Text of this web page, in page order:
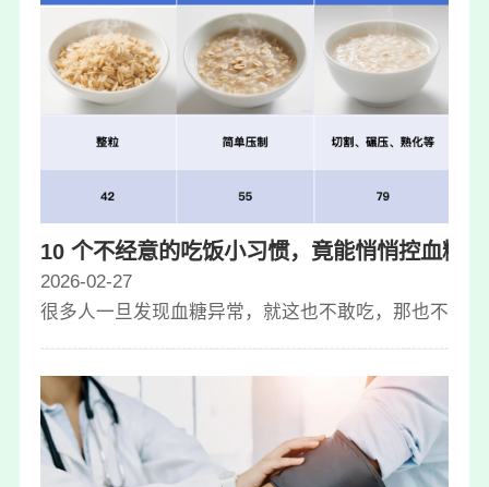
10 个不经意的吃饭小习惯，竟能悄悄控血糖
2026-02-27
很多人一旦发现血糖异常，就这也不敢吃，那也不敢